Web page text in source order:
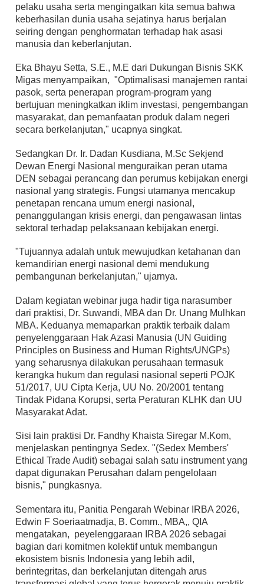
pelaku usaha serta mengingatkan kita semua bahwa
keberhasilan dunia usaha sejatinya harus berjalan
seiring dengan penghormatan terhadap hak asasi
manusia dan keberlanjutan.
Eka Bhayu Setta, S.E., M.E dari Dukungan Bisnis SKK
Migas menyampaikan, "Optimalisasi manajemen rantai
pasok, serta penerapan program-program yang
bertujuan meningkatkan iklim investasi, pengembangan
masyarakat, dan pemanfaatan produk dalam negeri
secara berkelanjutan," ucapnya singkat.
Sedangkan Dr. Ir. Dadan Kusdiana, M.Sc Sekjend
Dewan Energi Nasional menguraikan peran utama
DEN sebagai perancang dan perumus kebijakan energi
nasional yang strategis. Fungsi utamanya mencakup
penetapan rencana umum energi nasional,
penanggulangan krisis energi, dan pengawasan lintas
sektoral terhadap pelaksanaan kebijakan energi.
"Tujuannya adalah untuk mewujudkan ketahanan dan
kemandirian energi nasional demi mendukung
pembangunan berkelanjutan," ujarnya.
Dalam kegiatan webinar juga hadir tiga narasumber
dari praktisi, Dr. Suwandi, MBA dan Dr. Unang Mulhkan
MBA. Keduanya memaparkan praktik terbaik dalam
penyelenggaraan Hak Azasi Manusia (UN Guiding
Principles on Business and Human Rights/UNGPs)
yang seharusnya dilakukan perusahaan termasuk
kerangka hukum dan regulasi nasional seperti POJK
51/2017, UU Cipta Kerja, UU No. 20/2001 tentang
Tindak Pidana Korupsi, serta Peraturan KLHK dan UU
Masyarakat Adat.
Sisi lain praktisi Dr. Fandhy Khaista Siregar M.Kom,
menjelaskan pentingnya Sedex. "(Sedex Members'
Ethical Trade Audit) sebagai salah satu instrument yang
dapat digunakan Perusahan dalam pengelolaan
bisnis," pungkasnya.
Sementara itu, Panitia Pengarah Webinar IRBA 2026,
Edwin F Soeriaatmadja, B. Comm., MBA,, QIA
mengatakan, peyelenggaraan IRBA 2026 sebagai
bagian dari komitmen kolektif untuk membangun
ekosistem bisnis Indonesia yang lebih adil,
berintegritas, dan berkelanjutan ditengah arus